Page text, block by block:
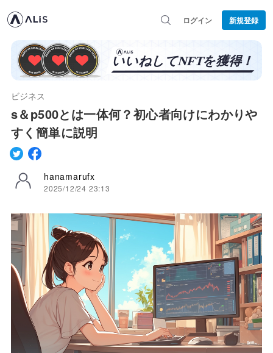
ログイン 新規登録
ビジネス
s＆p500とは一体何？初心者向けにわかりや
すく簡単に説明
hanamarufx
2025/12/24 23:13